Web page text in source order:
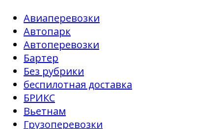
Авиаперевозки
Автопарк
Автоперевозки
Бартер
Без рубрики
беспилотная доставка
БРИКС
Вьетнам
Грузоперевозки